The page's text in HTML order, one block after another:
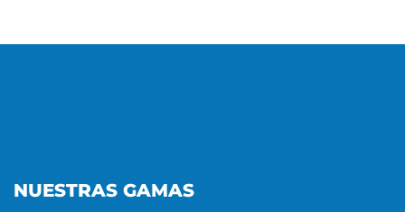
NUESTRAS GAMAS